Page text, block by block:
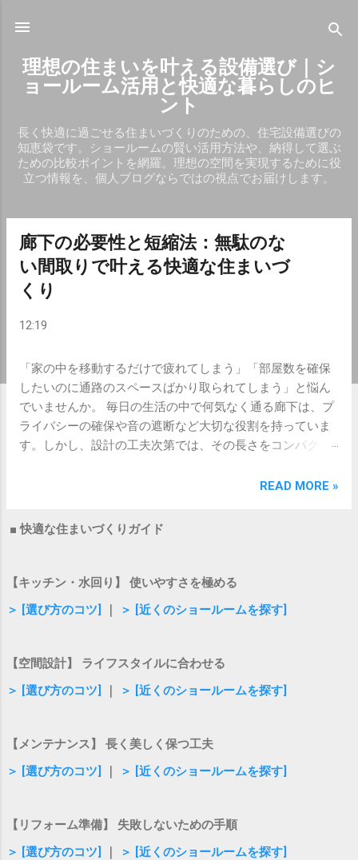
理想の住まいを叶える設備選び｜シ
ョールーム活用と快適な暮らしのヒ
ント
長く快適に過ごせる住まいづくりのための、住宅設備選びの
知恵袋です。ショールームの賢い活用方法や、納得して選ぶ
ための比較ポイントを網羅。理想の空間を実現するために役
立つ情報を、個人ブログならではの視点でお届けします。
投
稿
廊下の必要性と短縮法：無駄のな
い間取りで叶える快適な住まいづ
くり
12:19
「家の中を移動するだけで疲れてしまう」「部屋数を確保
したいのに通路のスペースばかり取られてしまう」と悩ん
でいませんか。 毎日の生活の中で何気なく通る廊下は、プ
ライバシーの確保や音の遮断など大切な役割を持っていま
す。しかし、設計の工夫次第では、その長さをコンパクト
の記事では、廊下の役割や必要性を見直しながら、通路を
コツを詳しく解説します。 廊下の役割と本当に必要な理由
そもそも廊下にはどのようなメリットや機能があるのかを
下の大きなメリットは、部屋と部屋の間にクッションの役
る場合と比べて、玄関や他の居室からの視線や生活音が気
場合や、来客時にプライベートな空間を隠したい場合には
出入りを和らげる効果があります。リビング階段やドアレ
スの空間が増えている現代ですが、適度な仕切りがあるこ
間が長すぎると、いくつかのデメリットが生じます。 居住
スペースの圧迫 ：通路に取られている面積の分、リビング
READ MORE »
■ 快適な住まいづくりガイド
【キッチン・水回り】 使いやすさを極める
＞ [選び方のコツ]
＞ [近くのショールームを探す]
【空間設計】 ライフスタイルに合わせる
＞ [選び方のコツ]
＞ [近くのショールームを探す]
【メンテナンス】 長く美しく保つ工夫
＞ [選び方のコツ]
＞ [近くのショールームを探す]
【リフォーム準備】 失敗しないための手順
＞ [選び方のコツ]
＞ [近くのショールームを探す]